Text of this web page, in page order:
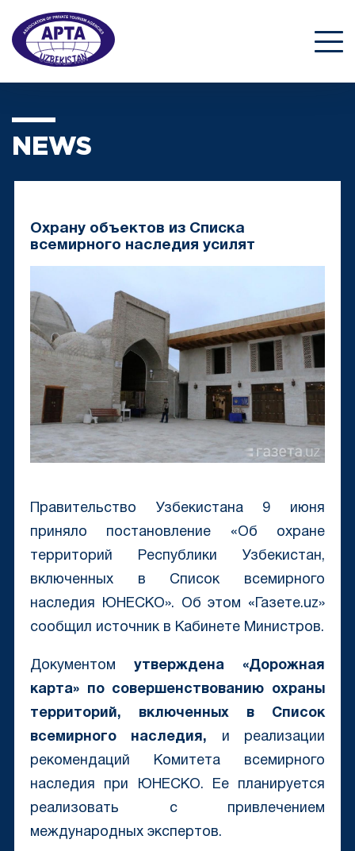
NEWS
Охрану объектов из Списка
всемирного наследия усилят
Правительство Узбекистана 9 июня
приняло постановление «Об охране
территорий Республики Узбекистан,
включенных в Список всемирного
наследия ЮНЕСКО». Об этом «Газете.uz»
сообщил источник в Кабинете Министров.
Документом утверждена «Дорожная
карта» по совершенствованию охраны
территорий, включенных в Список
всемирного наследия, и реализации
рекомендаций Комитета всемирного
наследия при ЮНЕСКО. Ее планируется
реализовать с привлечением
международных экспертов.